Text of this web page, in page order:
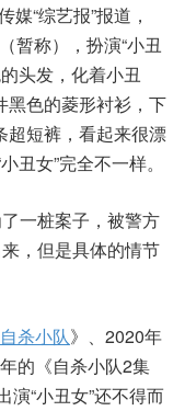
“综艺报”报道，
暂称），扮演“小丑
头发，化着小丑
黑色的菱形衬衫，下
超短裤，看起来很漂
丑女”完全不一样。
一桩案子，被警方
，但是具体的情节
自杀小队》、2020年
的《自杀小队2集
演“小丑女”还不得而